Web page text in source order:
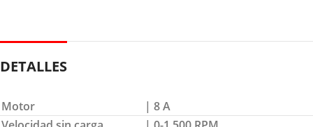
DETALLES
Motor
| 8 A